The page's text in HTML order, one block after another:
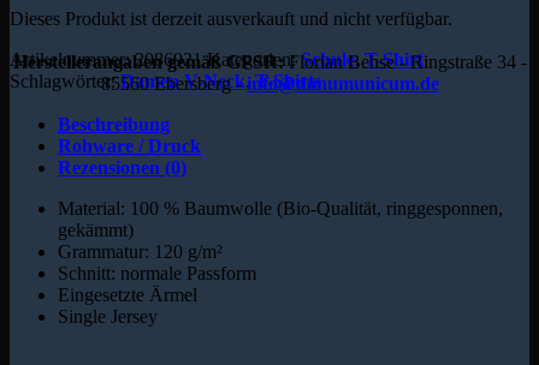
Dieses Produkt ist derzeit ausverkauft und nicht verfügbar.
Artikelnummer:2086921 Kategorien:Schule,T-Shirt
Schlagwörter:Damen V-Neck,T-Shirts
Herstellerangaben gemäß GPSR:Florian Behse - Ringstraße 34 -
85560 Ebersberg -info@donumunicum.de
Beschreibung
Rohware / Druck
Rezensionen (0)
Material: 100 % Baumwolle (Bio-Qualität, ringgesponnen,
gekämmt)
Grammatur: 120 g/m²
Schnitt: normale Passform
Eingesetzte Ärmel
Single Jersey